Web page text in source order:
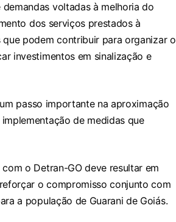
voltadas à melhoria do
dos serviços prestados à
podem contribuir para organizar o
investimentos em sinalização e
passo importante na aproximação
de medidas que
o Detran-GO deve resultar em
o compromisso conjunto com
a população de Guarani de Goiás.